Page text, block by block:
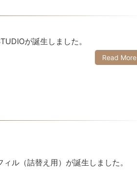
が誕生しました。
Read More
ル（詰替え用）が誕生しました。